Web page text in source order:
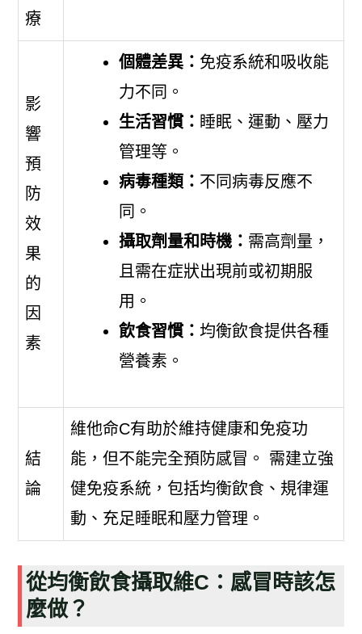
療
影
響
預
防
效
果
的
因
素
個體差異： 免疫系統和吸收能
力不同。
生活習慣： 睡眠、運動、壓力
管理等。
病毒種類： 不同病毒反應不
同。
攝取劑量和時機： 需高劑量，
且需在症狀出現前或初期服
用。
飲食習慣： 均衡飲食提供各種
營養素。
結
論
維他命C有助於維持健康和免疫功
能，但不能完全預防感冒。 需建立強
健免疫系統，包括均衡飲食、規律運
動、充足睡眠和壓力管理。
從均衡飲食攝取維C：感冒時該怎
麼做？